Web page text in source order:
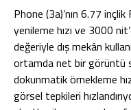
Phone (3a)’nın 6.77
yenileme hızı ve 3000
değeriyle dış mekân
ortamda net bir görüntü
dokunmatik örnekleme
görsel tepkileri